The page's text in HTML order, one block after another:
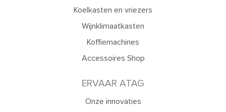
Koelkasten en vriezers
Wijnklimaatkasten
Koffiemachines
Accessoires Shop
ERVAAR ATAG
Onze innovaties